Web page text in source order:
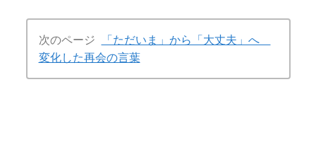
次のページ
「ただいま」から「大丈夫」へ
変化した再会の言葉